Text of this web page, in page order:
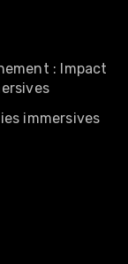
: Impact
immersives